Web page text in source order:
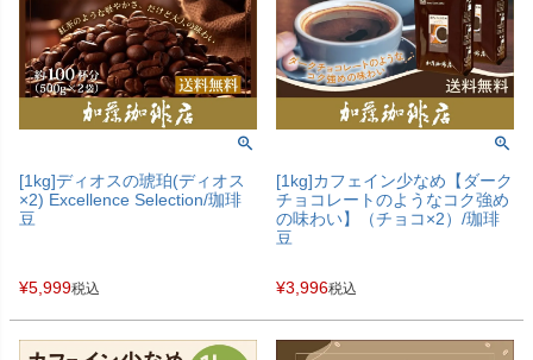
[1kg]ディオスの琥珀(ディオス
×2) Excellence Selection/珈琲
豆
¥5,999税込
[1kg]カフェイン少なめ【ダーク
チョコレートのようなコク強め
の味わい】（チョコ×2）/珈琲
豆
¥3,996税込